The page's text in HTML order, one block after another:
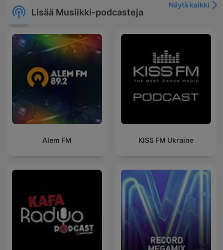
Lisää Musiikki-podcasteja
Näytä kaikki
Alem FM KISS FM Ukraine